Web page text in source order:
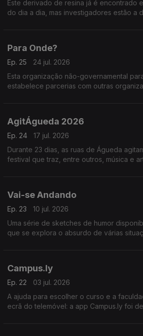
Este derivado de resina já é encontrado
do dia a dia, mas investigadores estão a
Para Onde?
Ep. 25
24 jul. 2026
Esta organização não-governamental
estabelece parcerias com outras
AgitÁgueda 2026
Ep. 24
17 jul. 2026
Durante 23 dias, as ruas de Águeda
festival que traz, entre outros, música e
Vai-se Andando
Ep. 23
10 jul. 2026
Uma série de sketches de humor
que se explora o absurdo de várias
Campus.ly
Ep. 22
03 jul. 2026
A ajuda para escolher o curso e a
ecrã do telemóvel: a app Campus.ly foi